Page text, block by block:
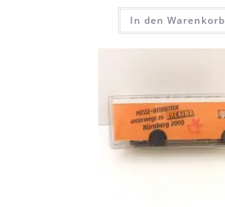
In den Warenkorb